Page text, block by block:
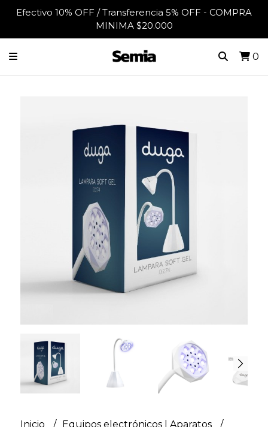
Efectivo 10% OFF / Transferencia 5% OFF - COMPRA
MINIMA $20.000
0
Inicio
Equipos electrónicos l Aparatos